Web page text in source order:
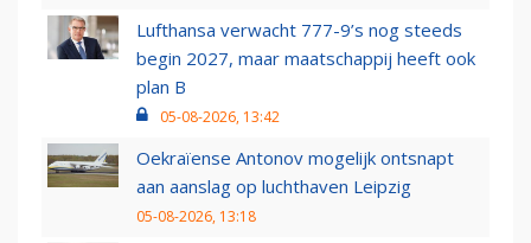
Lufthansa verwacht 777-9’s nog steeds
begin 2027, maar maatschappij heeft ook
plan B
05-08-2026, 13:42
Oekraïense Antonov mogelijk ontsnapt
aan aanslag op luchthaven Leipzig
05-08-2026, 13:18